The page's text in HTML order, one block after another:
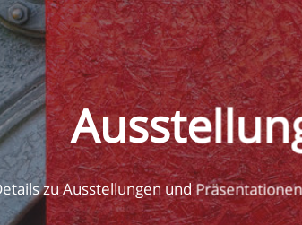
Selten sind ihre Bilder bunt, aus
intensives Rot, ein leuchtendes Gelb